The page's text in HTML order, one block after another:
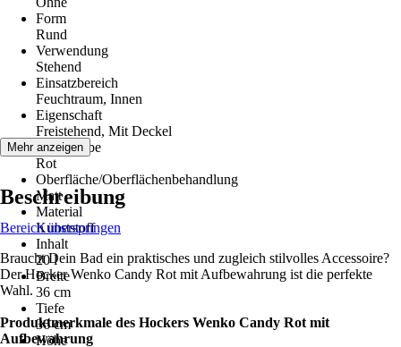
Form
Rund
Verwendung
Stehend
Einsatzbereich
Feuchtraum, Innen
Eigenschaft
Freistehend, Mit Deckel
Grundfarbe
Rot
Oberfläche/Oberflächenbehandlung
Matt
Material
Kunststoff
Inhalt
20 l
Breite
36 cm
Tiefe
36 cm
Höhe
Mehr anzeigen
Beschreibung
Bereich überspringen
Braucht Dein Bad ein praktisches und zugleich stilvolles Accessoire?
Der Hocker Wenko Candy Rot mit Aufbewahrung ist die perfekte
Wahl.
Produktmerkmale des Hockers Wenko Candy Rot mit
Aufbewahrung